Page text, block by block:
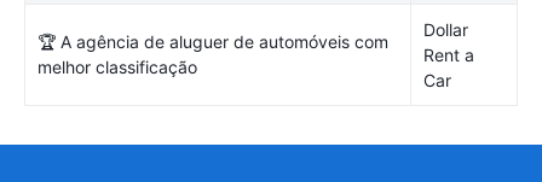
🏆 A agência de aluguer de automóveis com
melhor classificação
Dollar
Rent a
Car